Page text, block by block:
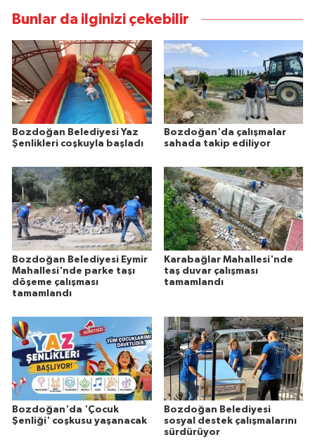
Bunlar da ilginizi çekebilir
Bozdoğan Belediyesi Yaz
Şenlikleri coşkuyla başladı
Bozdoğan'da çalışmalar
sahada takip ediliyor
Bozdoğan Belediyesi Eymir
Mahallesi'nde parke taşı
döşeme çalışması
tamamlandı
Karabağlar Mahallesi'nde
taş duvar çalışması
tamamlandı
Bozdoğan'da 'Çocuk
Şenliği' coşkusu yaşanacak
Bozdoğan Belediyesi
sosyal destek çalışmalarını
sürdürüyor